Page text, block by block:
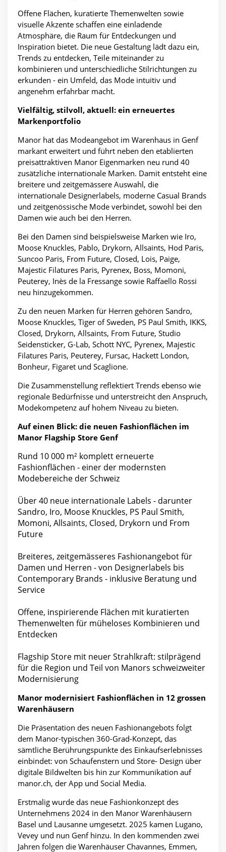
Offene Flächen, kuratierte Themenwelten sowie
visuelle Akzente schaffen eine einladende
Atmosphäre, die Raum für Entdeckungen und
Inspiration bietet. Die neue Gestaltung lädt dazu ein,
Trends zu entdecken, Teile miteinander zu
kombinieren und unterschiedliche Stilrichtungen zu
erkunden - ein Umfeld, das Mode intuitiv und
angenehm erfahrbar macht.
Vielfältig, stilvoll, aktuell: ein erneuertes
Markenportfolio
Manor hat das Modeangebot im Warenhaus in Genf
markant erweitert und führt neben den etablierten
preisattraktiven Manor Eigenmarken neu rund 40
zusätzliche internationale Marken. Damit entsteht eine
breitere und zeitgemässere Auswahl, die
internationale Designerlabels, moderne Casual Brands
und zeitgenössische Mode verbindet, sowohl bei den
Damen wie auch bei den Herren.
Bei den Damen sind beispielsweise Marken wie Iro,
Moose Knuckles, Pablo, Drykorn, Allsaints, Hod Paris,
Suncoo Paris, From Future, Closed, Lois, Paige,
Majestic Filatures Paris, Pyrenex, Boss, Momoni,
Peuterey, Inès de la Fressange sowie Raffaello Rossi
neu hinzugekommen.
Zu den neuen Marken für Herren gehören Sandro,
Moose Knuckles, Tiger of Sweden, PS Paul Smith, IKKS,
Closed, Drykorn, Allsaints, From Future, Studio
Seidensticker, G-Lab, Schott NYC, Pyrenex, Majestic
Filatures Paris, Peuterey, Fursac, Hackett London,
Bonheur, Figaret und Scaglione.
Die Zusammenstellung reflektiert Trends ebenso wie
regionale Bedürfnisse und unterstreicht den Anspruch,
Modekompetenz auf hohem Niveau zu bieten.
Auf einen Blick: die neuen Fashionflächen im
Manor Flagship Store Genf
Rund 10 000 m² komplett erneuerte
Fashionflächen - einer der modernsten
Modebereiche der Schweiz
Über 40 neue internationale Labels - darunter
Sandro, Iro, Moose Knuckles, PS Paul Smith,
Momoni, Allsaints, Closed, Drykorn und From
Future
Breiteres, zeitgemässeres Fashionangebot für
Damen und Herren - von Designerlabels bis
Contemporary Brands - inklusive Beratung und
Service
Offene, inspirierende Flächen mit kuratierten
Themenwelten für müheloses Kombinieren und
Entdecken
Flagship Store mit neuer Strahlkraft: stilprägend
für die Region und Teil von Manors schweizweiter
Modernisierung
Manor modernisiert Fashionflächen in 12 grossen
Warenhäusern
Die Präsentation des neuen Fashionangebots folgt
dem Manor-typischen 360-Grad-Konzept, das
sämtliche Berührungspunkte des Einkaufserlebnisses
einbindet: von Schaufenstern und Store- Design über
digitale Bildwelten bis hin zur Kommunikation auf
manor.ch, der App und Social Media.
Erstmalig wurde das neue Fashionkonzept des
Unternehmens 2024 in den Manor Warenhäusern
Basel und Lausanne umgesetzt. 2025 kamen Lugano,
Vevey und nun Genf hinzu. In den kommenden zwei
Jahren folgen die Warenhäuser Chavannes, Emmen,